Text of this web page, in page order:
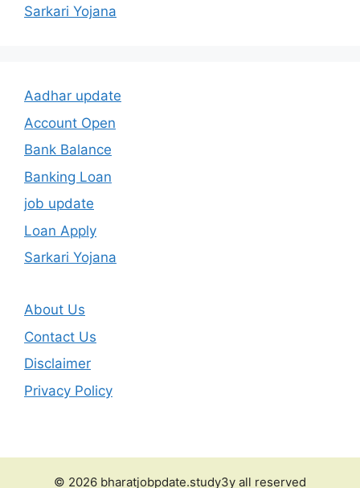
Sarkari Yojana
Aadhar update
Account Open
Bank Balance
Banking Loan
job update
Loan Apply
Sarkari Yojana
About Us
Contact Us
Disclaimer
Privacy Policy
© 2026 bharatjobpdate.study3y all reserved